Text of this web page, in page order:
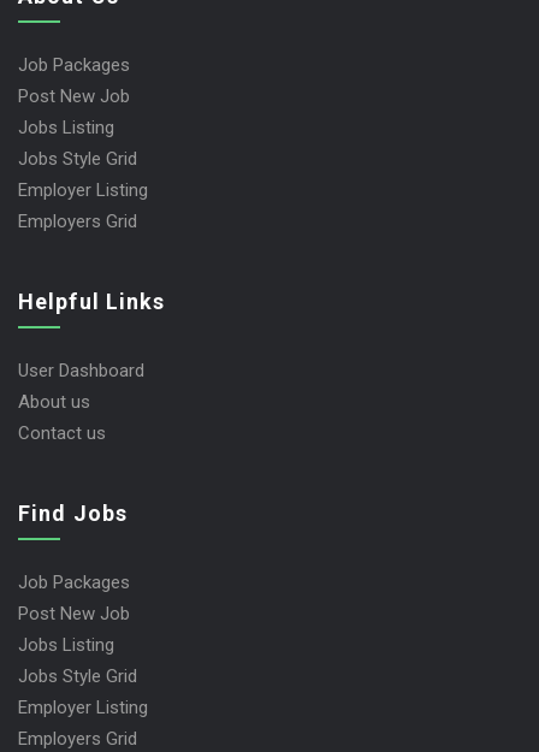
Job Packages
Post New Job
Jobs Listing
Jobs Style Grid
Employer Listing
Employers Grid
Helpful Links
User Dashboard
About us
Contact us
Find Jobs
Job Packages
Post New Job
Jobs Listing
Jobs Style Grid
Employer Listing
Employers Grid